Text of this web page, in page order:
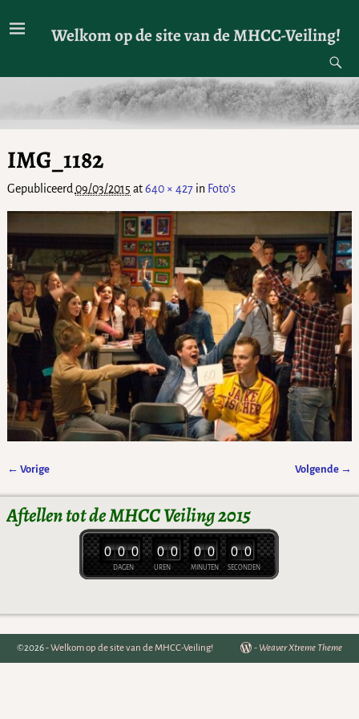
Welkom op de site van de MHCC-Veiling!
IMG_1182
Gepubliceerd 09/03/2015 at640 × 427in Foto’s
← Vorige Volgende →
Aftellen tot de MHCC Veiling 2015
DAGEN
0 0 0
UREN
0 0
MINUTEN
0 0
SECONDEN
0 0
©2026 -Welkom op de site van de MHCC-Veiling! - Weaver Xtreme Theme